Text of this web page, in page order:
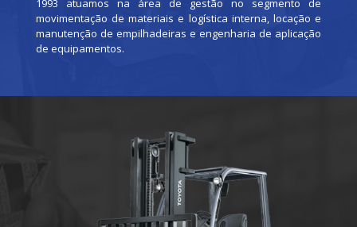
1993 atuamos na área de gestão no segmento de
movimentação de materiais e logística interna, locação e
manutenção de empilhadeiras e engenharia de aplicação
de equipamentos.